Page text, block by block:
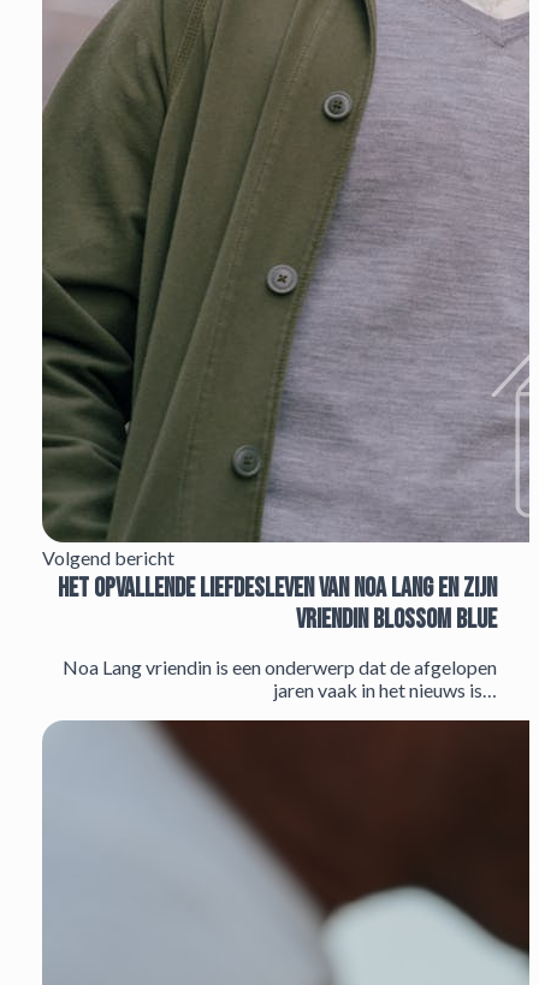
Volgend bericht
Het opvallende liefdesleven van Noa Lang en zijn
vriendin Blossom Blue
Noa Lang vriendin is een onderwerp dat de afgelopen
jaren vaak in het nieuws is…